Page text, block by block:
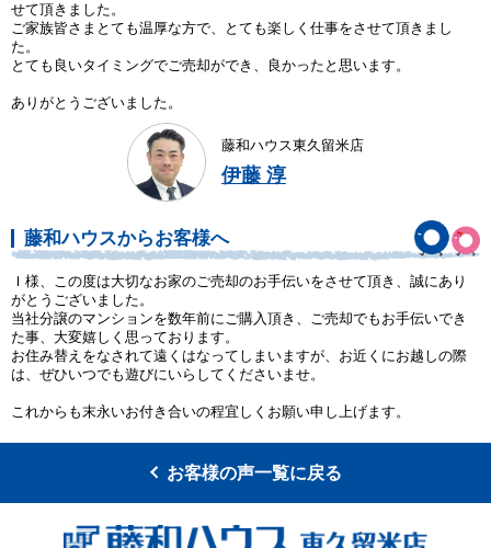
せて頂きました。
ご家族皆さまとても温厚な方で、とても楽しく仕事をさせて頂きまし
た。
とても良いタイミングでご売却ができ、良かったと思います。
ありがとうございました。
藤和ハウス東久留米店
伊藤 淳
藤和ハウスからお客様へ
Ｉ様、この度は大切なお家のご売却のお手伝いをさせて頂き、誠にあり
がとうございました。
当社分譲のマンションを数年前にご購入頂き、ご売却でもお手伝いでき
た事、大変嬉しく思っております。
お住み替えをなされて遠くはなってしまいますが、お近くにお越しの際
は、ぜひいつでも遊びにいらしてくださいませ。
これからも末永いお付き合いの程宜しくお願い申し上げます。
お客様の声一覧に戻る